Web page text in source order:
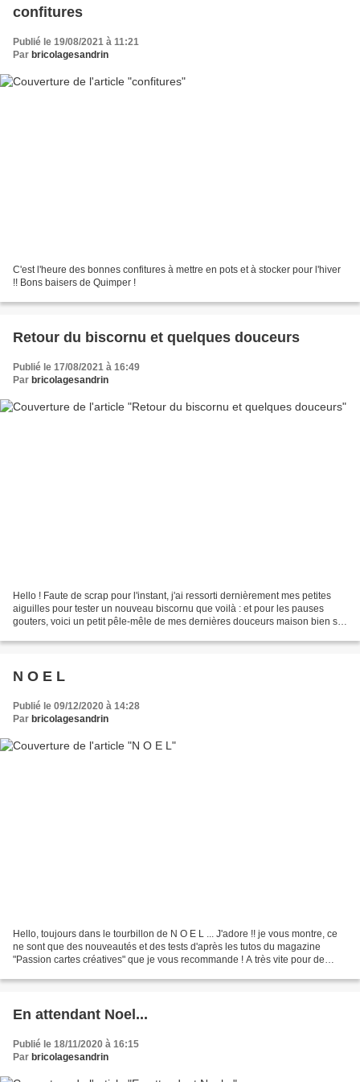
confitures
Publié le 19/08/2021 à 11:21
Par bricolagesandrin
C'est l'heure des bonnes confitures à mettre en pots et à stocker pour l'hiver
!! Bons baisers de Quimper !
Retour du biscornu et quelques douceurs
Publié le 17/08/2021 à 16:49
Par bricolagesandrin
Hello ! Faute de scrap pour l'instant, j'ai ressorti dernièrement mes petites
aiguilles pour tester un nouveau biscornu que voilà : et pour les pauses
gouters, voici un petit pêle-mêle de mes dernières douceurs maison bien sur
N O E L
Publié le 09/12/2020 à 14:28
Par bricolagesandrin
Hello, toujours dans le tourbillon de N O E L ... J'adore !! je vous montre, ce
ne sont que des nouveautés et des tests d'après les tutos du magazine
"Passion cartes créatives" que je vous recommande ! A très vite pour de
En attendant Noel...
Publié le 18/11/2020 à 16:15
Par bricolagesandrin